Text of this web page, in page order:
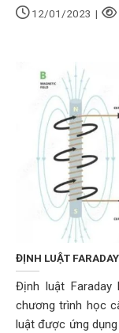
12/01/2023 |
ĐỊNH LUẬT
Định luật
chương trình học
luật được ứng